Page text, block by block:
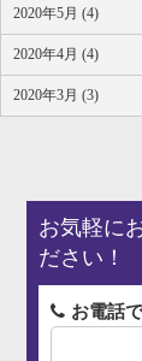
2020年5月 (4)
2020年4月 (4)
2020年3月 (3)
お気軽に
ださい！
お電話